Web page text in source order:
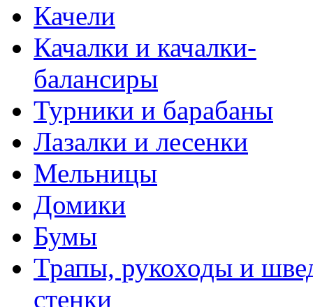
Качели
Качалки и качалки-
балансиры
Турники и барабаны
Лазалки и лесенки
Мельницы
Домики
Бумы
Трапы, рукоходы и
стенки